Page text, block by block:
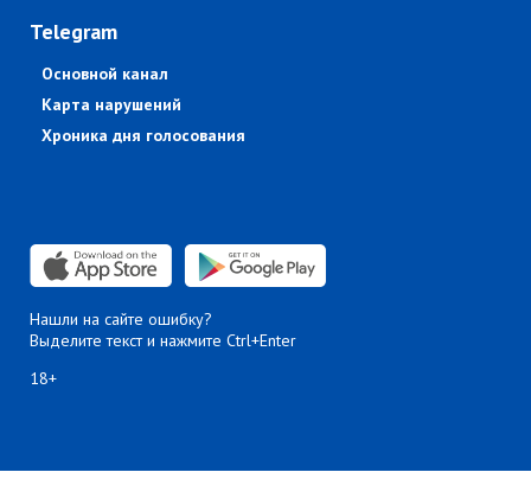
Telegram
Основной канал
Карта нарушений
Хроника дня голосования
Нашли на сайте ошибку?
Выделите текст и нажмите Ctrl+Enter
18+